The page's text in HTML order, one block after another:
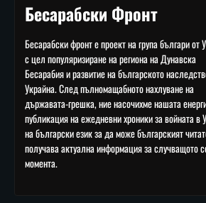
Бесарабски Фронт
Бесарабски фронт е проект на група българи от
с цел популяризиране на региона на Дунавска
Бесарабия и развитие на българското
Украйна. След пълномащабното нахлуване на
държавата-грешка, ние насочихме нашата
публикация на ежедневни хроники за войната в
на български език за да може българският
получава актуална информация за случващото
момента.